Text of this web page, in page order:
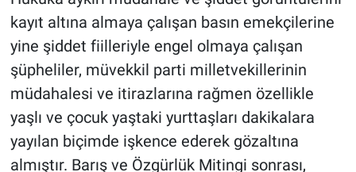
kayıt altına almaya çalışan basın emekçilerine
yine şiddet fiilleriyle engel olmaya çalışan
şüpheliler, müvekkil parti milletvekillerinin
müdahalesi ve itirazlarına rağmen özellikle
yaşlı ve çocuk yaştaki yurttaşları dakikalara
yayılan biçimde işkence ederek gözaltına
almıştır. Barış ve Özgürlük Mitingi sonrası,